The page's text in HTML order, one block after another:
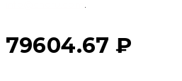
79604.67 ₽